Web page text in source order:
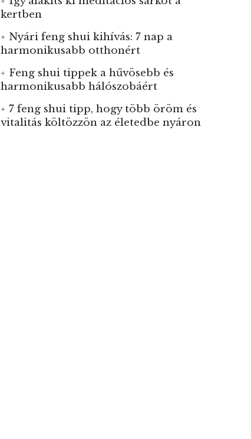
kertben
Nyári feng shui kihívás: 7 nap a
harmonikusabb otthonért
Feng shui tippek a hűvösebb és
harmonikusabb hálószobáért
7 feng shui tipp, hogy több öröm és
vitalitás költözzön az életedbe nyáron